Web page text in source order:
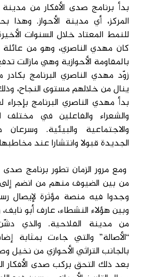
بدأ برنامج صدى الأفكار من
المركز، أي مدينة الأحواز. وهذا
للنمط المعتاد خلال السنوات
كان مهدي الناصري، وهو من
بالمقاومة الأحوازية وهي مازالت
زوّد مهدي الناصري البرنامج
ينال من خلالهم مستوى النجاح،
بدأ مهدي الناصري البرنامج بإجراء
والشعراء والفاعلين في مختلف
والاجتماعية والبيئية. وسرعان
الجديدة قبولا وانتشارا عند
ومع مرور الزمان تطور برنامج صدى
من بين الضيوف منهم من انضم إلى
وجدوا فيه منصة مؤثرة لإيصال
وبين هؤلاء النشطاء، عارف أبو
من مدينة الفلاحية. والذي
“الأصالة” والتي جاءت بمثابة
بالجانب التراثي الأحوازي من نخيل
بعد ذلك التحق بركب صدى الأفكار